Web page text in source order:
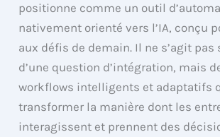
positionne comme un outil
nativement orienté vers l’IA, conçu
aux défis de demain. Il ne s’agit
d’une question d’intégration, mais
workflows intelligents et adaptatifs
transformer la manière dont les
interagissent et prennent des